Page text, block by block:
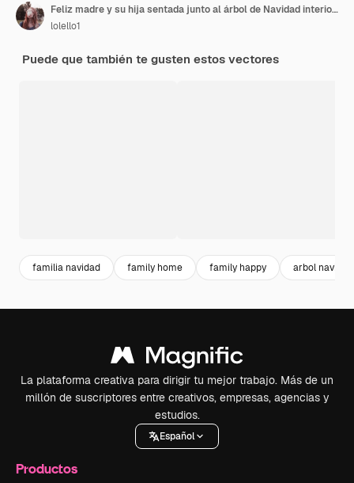
Feliz madre y su hija sentada junto al árbol de Navidad interior de Navidad
lolello1
Puede que también te gusten estos vectores
familia navidad family home family happy arbol
La plataforma creativa para dirigir tu mejor trabajo. Más de un
millón de suscriptores entre creativos, empresas, agencias y
estudios.
Español
Productos